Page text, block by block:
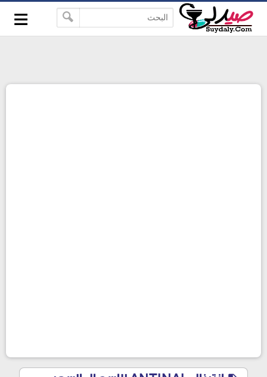
-->
google-site-verification=pbBDctPvwZJkSEHg2-
vmZ_yu86_9u3jQJgGN9H2FF9w
≡